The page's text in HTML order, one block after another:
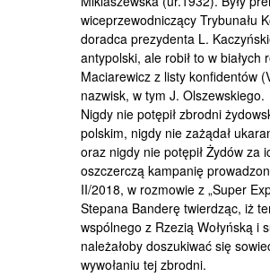
wiceprzewodniczący Trybunału
doradca prezydenta L.
antypolski, ale robił to w białych
Maciarewicz z listy konfidentów
nazwisk, w tym J. Olszewskiego.
Nigdy nie potępił zbrodni
polskim, nigdy nie zażądał
oraz nigdy nie potępił Żydów za
oszczerczą kampanię
II/2018, w rozmowie z „Super
Stepana Banderę twierdząc, iż
wspólnego z Rzezią Wołyńską i
należałoby doszukiwać się
wywołaniu tej zbrodni.